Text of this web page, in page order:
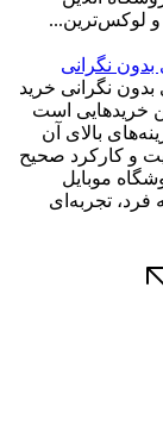
لوکس‌ترین...
نگرانی
نگرانی خرید
خریدهایی است
بالای آن
و کارکرد صحیح
موبایل
فرد، تجربه‌ای